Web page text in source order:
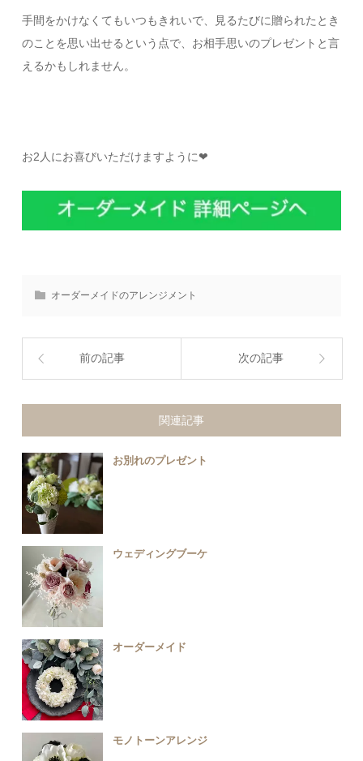
手間をかけなくてもいつもきれいで、見るたびに贈られたとき
のことを思い出せるという点で、お相手思いのプレゼントと言
えるかもしれません。
お2人にお喜びいただけますように❤︎
オーダーメイドのアレンジメント
前の記事 次の記事
関連記事
お別れのプレゼント
ウェディングブーケ
オーダーメイド
モノトーンアレンジ